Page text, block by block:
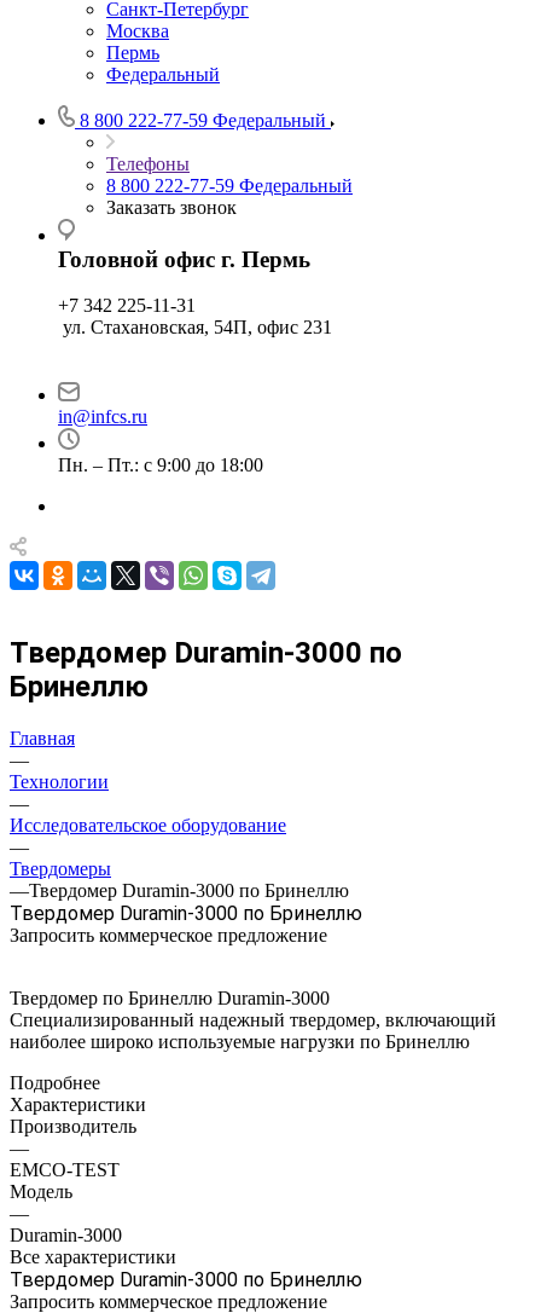
Санкт-Петербург
Москва
Пермь
Федеральный
8 800 222-77-59 Федеральный
Телефоны
8 800 222-77-59 Федеральный
Заказать звонок
Головной офис г. Пермь
+7 342 225-11-31
ул. Стахановская, 54П, офис 231
in@infcs.ru
Пн. – Пт.: с 9:00 до 18:00
Твердомер Duramin-3000 по
Бринеллю
Главная
—
Технологии
—
Исследовательское оборудование
—
Твердомеры
—Твердомер Duramin-3000 по Бринеллю
Твердомер Duramin-3000 по Бринеллю
Запросить коммерческое предложение
Твердомер по Бринеллю Duramin-3000
Специализированный надежный твердомер, включающий
наиболее широко используемые нагрузки по Бринеллю
Подробнее
Характеристики
Производитель
—
EMCO-TEST
Модель
—
Duramin-3000
Все характеристики
Твердомер Duramin-3000 по Бринеллю
Запросить коммерческое предложение